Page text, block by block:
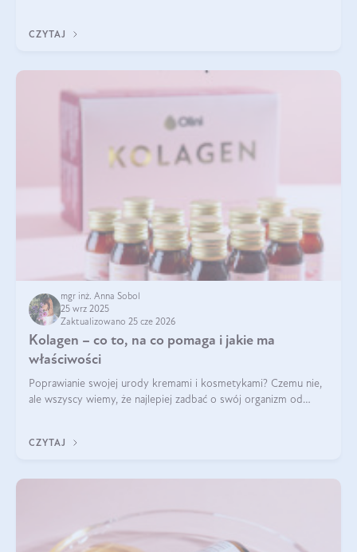
CZYTAJ
mgr inż. Anna Sobol
25 wrz 2025
Zaktualizowano 25 cze 2026
Kolagen – co to, na co pomaga i jakie ma
właściwości
Poprawianie swojej urody kremami i kosmetykami? Czemu nie,
ale wszyscy wiemy, że najlepiej zadbać o swój organizm od
wysokiej jakości suplem
CZYTAJ